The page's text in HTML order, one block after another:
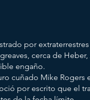
por
cerca de
engaño.
cuñado Mike Rogers
por escrito que el